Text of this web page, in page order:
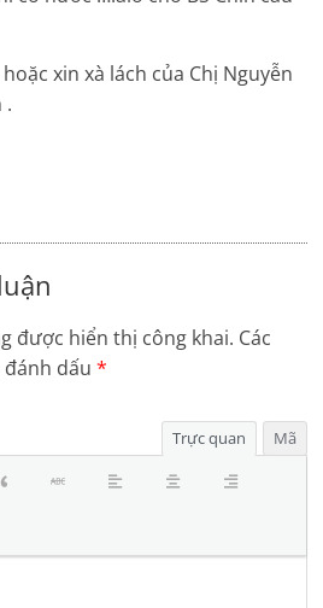
xin xà lách của Chị Nguyễn
.
được hiển thị công khai. Các
đánh dấu*
Trực quan Mã